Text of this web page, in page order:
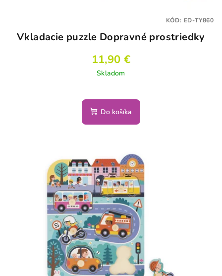
Vkladacie puzzle Dopravné prostriedky
11,90 €
Skladom
Do košíka
KÓD: ED-TY860